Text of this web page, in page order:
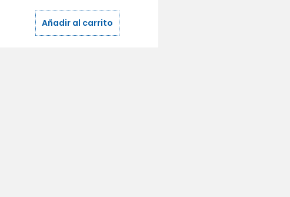
Añadir al carrito